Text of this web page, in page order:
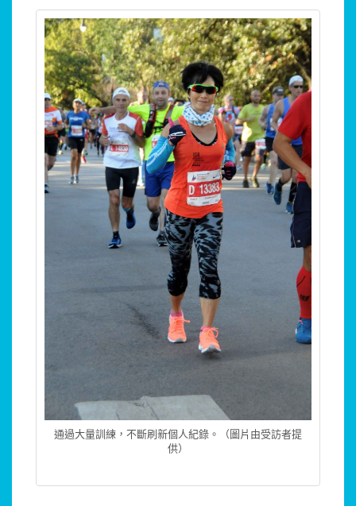
通過大量訓練，不斷刷新個人紀錄。（圖片由受訪者提
供）